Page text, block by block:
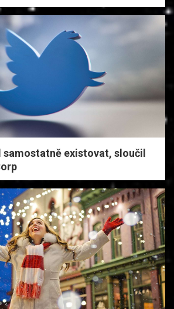
existovat, sloučil